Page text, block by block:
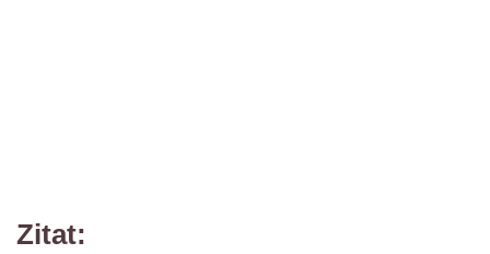
Zitat: